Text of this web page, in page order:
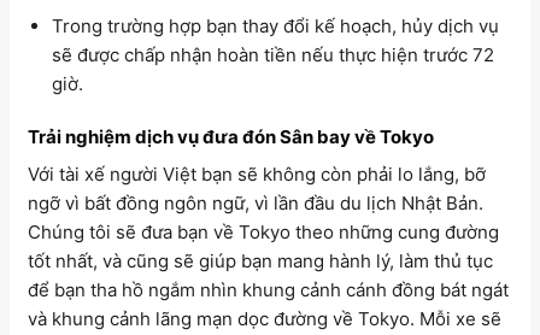
Trong trường hợp bạn thay đổi kế hoạch, hủy dịch vụ
sẽ được chấp nhận hoàn tiền nếu thực hiện trước 72
giờ.
Trải nghiệm dịch vụ đưa đón Sân bay về Tokyo
Với tài xế người Việt bạn sẽ không còn phải lo lắng, bỡ
ngỡ vì bất đồng ngôn ngữ, vì lần đầu du lịch Nhật Bản.
Chúng tôi sẽ đưa bạn về Tokyo theo những cung đường
tốt nhất, và cũng sẽ giúp bạn mang hành lý, làm thủ tục
để bạn tha hồ ngắm nhìn khung cảnh cánh đồng bát ngát
và khung cảnh lãng mạn dọc đường về Tokyo. Mỗi xe sẽ